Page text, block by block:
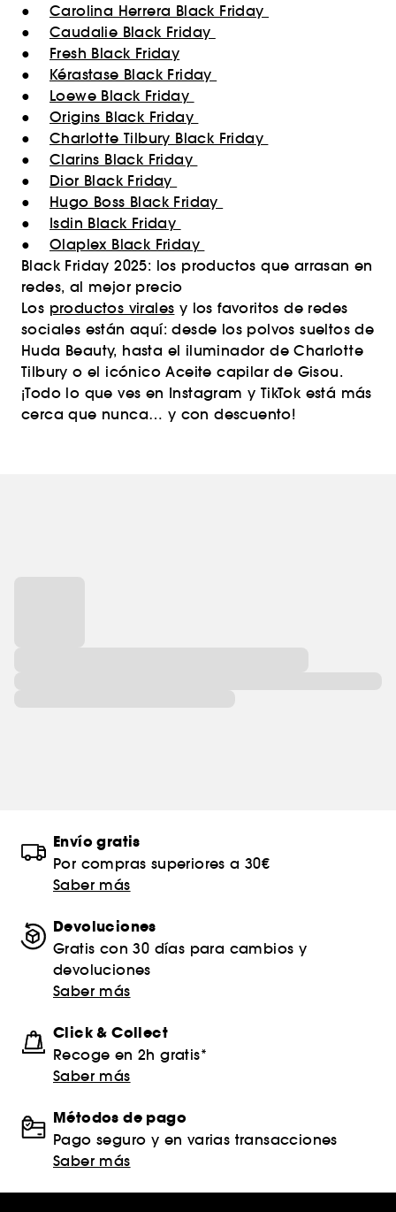
● Carolina Herrera Black Friday
● Caudalie Black Friday
● Fresh Black Friday
● Kérastase Black Friday
● Loewe Black Friday
● Origins Black Friday
● Charlotte Tilbury Black Friday
● Clarins Black Friday
● Dior Black Friday
● Hugo Boss Black Friday
● Isdin Black Friday
● Olaplex Black Friday
Black Friday 2025: los productos que arrasan en
redes, al mejor precio
Los productos virales y los favoritos de redes
sociales están aquí: desde los polvos sueltos de
Huda Beauty, hasta el iluminador de Charlotte
Tilbury o el icónico Aceite capilar de Gisou.
¡Todo lo que ves en Instagram y TikTok está más
cerca que nunca… y con descuento!
Envío gratis
Por compras superiores a 30€
Saber más
Devoluciones
Gratis con 30 días para cambios y
devoluciones
Saber más
Click & Collect
Recoge en 2h gratis*
Saber más
Métodos de pago
Pago seguro y en varias transacciones
Saber más